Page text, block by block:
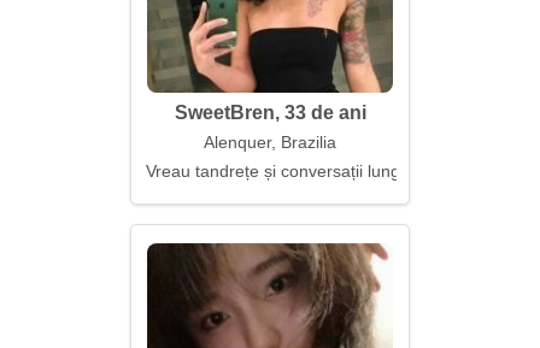
SweetBren, 33 de ani
Alenquer, Brazilia
Vreau tandrețe și conversații lungi